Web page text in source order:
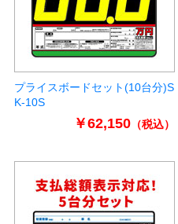
プライスボードセット(10台分)S
K-10S
￥62,150（税込）